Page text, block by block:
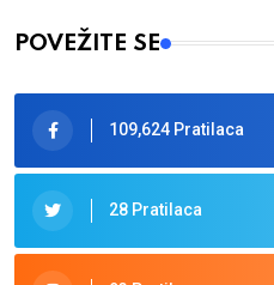
POVEŽITE SE
109,624 Pratilaca
28 Pratilaca